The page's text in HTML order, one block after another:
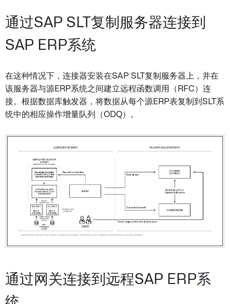
通过SAP SLT复制服务器连接到
SAP ERP系统
在这种情况下，连接器安装在SAP SLT复制服务器上，并在
该服务器与源ERP系统之间建立远程函数调用（RFC）连
接。根据数据库触发器，将数据从每个源ERP表复制到SLT系
统中的相应操作增量队列（ODQ）。
通过网关连接到远程SAP ERP系